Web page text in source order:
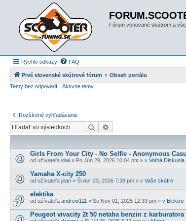
Fórum venované skútrom a
Rýchle odkazy FAQ
Prvé slovenské skútrové fórum
Obsah portálu
Temy bez odpovedí
Aktívne témy
Rozšírené vyhľadávanie
Hľadať
Girls From Your City - No Selfie - Anonymous
od užívateľa kiwi » Po Jún 29, 2026 10:04 pm » v Voľná Diskusia
Yamaha X-city 250
od užívateľa jean » Št Apr 23, 2026 7:38 pm » v Vaše skútre
elektika
od užívateľa andrew111 » So Nov 01, 2025 12:33 pm » v Elektro
Peugeot vivacity 2t 50 netaha benzin z karburatora